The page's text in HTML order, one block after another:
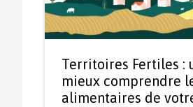
Territoires Fertiles :
mieux comprendre
alimentaires de